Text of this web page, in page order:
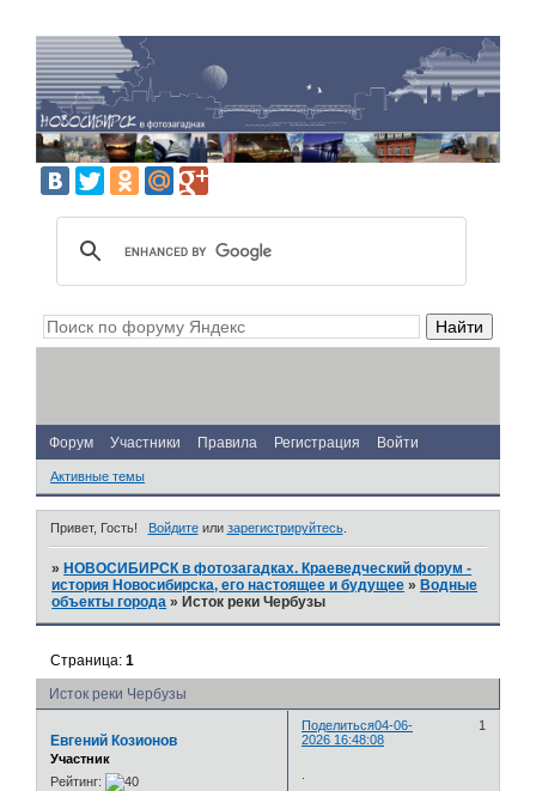
Форум Участники Правила Регистрация Войти
Активные темы
Привет, Гость! Войдитеили зарегистрируйтесь.
» НОВОСИБИРСК в фотозагадках. Краеведческий форум -
история Новосибирска, его настоящее и будущее » Водные
объекты города » Исток реки Чербузы
Исток реки Чербузы
Страница:1
Поделиться 1
04-06-
2026 16:48:08
Евгений Козионов
Участник
Рейтинг: